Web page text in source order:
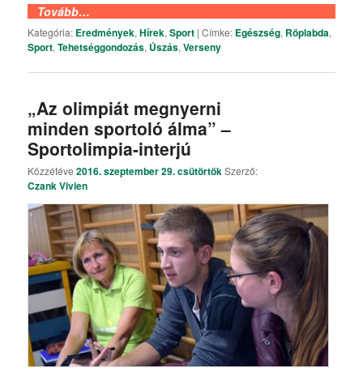
Tovább…
Kategória: Eredmények,Hírek,Sport |Címke: Egészség, Röplabda,
Sport,Tehetséggondozás, Úszás,Verseny
„Az olimpiát megnyerni
minden sportoló álma” –
Sportolimpia-interjú
Közzétéve2016. szeptember 29. csütörtökSzerző:
Czank Vivien